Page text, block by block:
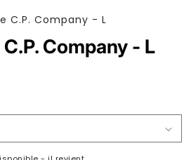
C.P. Company - L
Company - L